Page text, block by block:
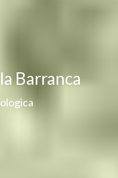
Barranca